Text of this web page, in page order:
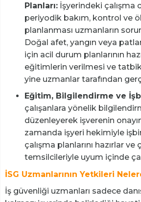
Planları: İşyerindeki çalışma
periyodik bakım, kontrol ve
planlanması uzmanların
Doğal afet, yangın veya
için acil durum planlarının
eğitimlerin verilmesi ve
yine uzmanlar tarafından
Eğitim, Bilgilendirme ve
çalışanlara yönelik
düzenleyerek işverenin
zamanda işyeri hekimiyle
çalışma planlarını hazırlar ve
temsilcileriyle uyum içinde
İSG Uzmanlarının Yetkileri
İş güvenliği uzmanları sadece